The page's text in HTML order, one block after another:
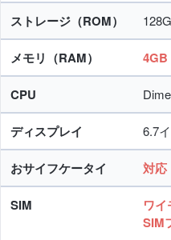
ストレージ（ROM）
メモリ（RAM） 4GB
CPU
ディスプレイ 6.7
おサイフケータイ 対応
SIM ワイ
SIM